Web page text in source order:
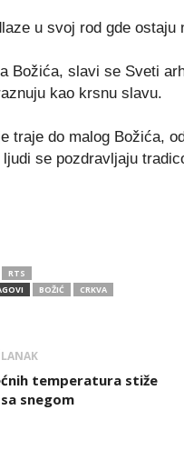
u svoj rod gde ostaju
Božića, slavi se Sveti
kao krsnu slavu.
traje do malog Božića,
se pozdravljaju
RTS
BOŽIĆ CRKVA
temperatura stiže
snegom